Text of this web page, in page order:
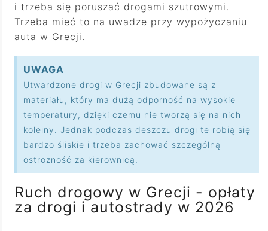
i trzeba się poruszać drogami szutrowymi.
Trzeba mieć to na uwadze przy wypożyczaniu
auta w Grecji.
UWAGA
Utwardzone drogi w Grecji zbudowane są z
materiału, który ma dużą odporność na wysokie
temperatury, dzięki czemu nie tworzą się na nich
koleiny. Jednak podczas deszczu drogi te robią się
bardzo śliskie i trzeba zachować szczególną
ostrożność za kierownicą.
Ruch drogowy w Grecji - opłaty
za drogi i autostrady w 2026